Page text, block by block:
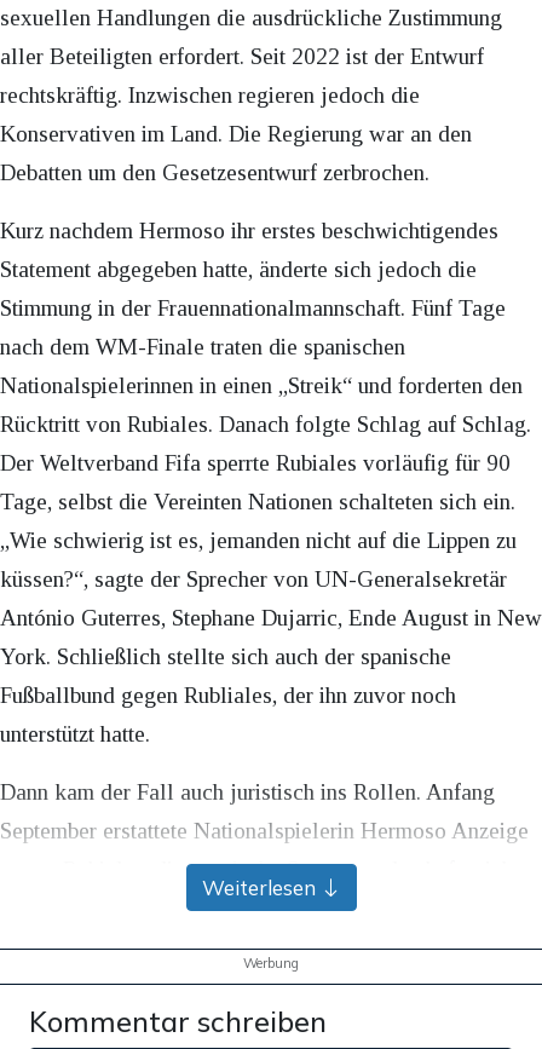
sexuellen Handlungen die ausdrückliche Zustimmung
aller Beteiligten erfordert. Seit 2022 ist der Entwurf
rechtskräftig. Inzwischen regieren jedoch die
Konservativen im Land. Die Regierung war an den
Debatten um den Gesetzesentwurf zerbrochen.
Kurz nachdem Hermoso ihr erstes beschwichtigendes
Statement abgegeben hatte, änderte sich jedoch die
Stimmung in der Frauennationalmannschaft. Fünf Tage
nach dem WM-Finale traten die spanischen
Nationalspielerinnen in einen „Streik“ und forderten den
Rücktritt von Rubiales. Danach folgte Schlag auf Schlag.
Der Weltverband Fifa sperrte Rubiales vorläufig für 90
Tage, selbst die Vereinten Nationen schalteten sich ein.
„Wie schwierig ist es, jemanden nicht auf die Lippen zu
küssen?“, sagte der Sprecher von UN-Generalsekretär
António Guterres, Stephane Dujarric, Ende August in New
York. Schließlich stellte sich auch der spanische
Fußballbund gegen Rubliales, der ihn zuvor noch
unterstützt hatte.
Dann kam der Fall auch juristisch ins Rollen. Anfang
September erstattete Nationalspielerin Hermoso Anzeige
gegen Rubiales, die spanische Staatsanwaltschaft reichte
Klage wegen sexueller Nötigung ein. Zuvor hatte die
Staatsanwaltschaft öffentlich gemacht, dass sexuelle
Nötigung mit einer Freiheitsstrafe zwischen einem und
vier Jahren bestraft werden könne. Nun hat Rubiales dem
Weiterlesen
Werbung
Kommentar schreiben